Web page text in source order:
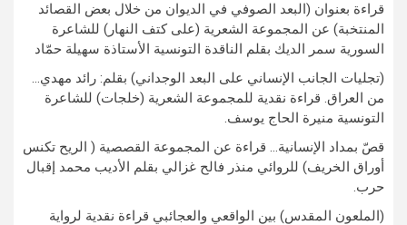
قراءة بعنوان (البعد الصوفي في الديوان من خلال بعض القصائد
المنتخبة) عن المجموعة الشعرية (على كتف النهار) للشاعرة
السورية سمر الديك بقلم الناقدة التونسية الأستاذة سهيلة حمّاد
(تجليات الجانب الإنساني على البعد الوجداني) بقلم: رائد مهدي…
من العراق. قراءة نقدية للمجموعة الشعرية (خلجات) للشاعرة
التونسية منيرة الحاج يوسف.
قصّ بمداد الإنسانية… قراءة عن المجموعة القصصية ( الريح تكنس
أوراق الخريف) للروائي منذر فالح غزالي بقلم الأديب محمد إقبال
حرب.
(الملعون المقدس) بين الواقعي والعجائبي قراءة نقدية لرواية